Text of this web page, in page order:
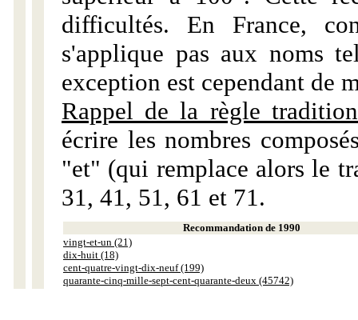
difficultés. En France,
s'applique pas aux noms
exception est cependant de
Rappel de la règle
écrire les nombres
"et" (qui remplace alors le
31, 41, 51, 61 et 71.
Recommandation de 1990
vingt-et-un (21)
dix-huit (18)
cent-quatre-vingt-dix-neuf (199)
quarante-cinq-mille-sept-cent-quarante-deux (45742)